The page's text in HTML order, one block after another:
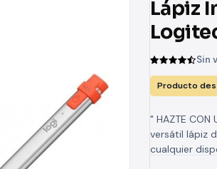
Lápiz
iPad/Sin
Producto
" HAZTE CON
versátil lápiz
cualquier